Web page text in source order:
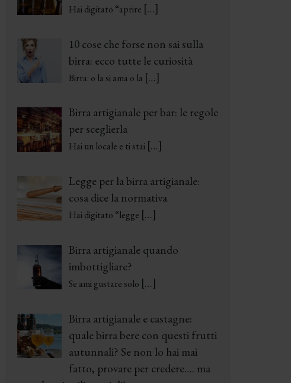
Hai digitato “aprire […]
10 cose che forse non sai sulla
birra: ecco tutte le curiosità
Birra: o la si ama o la […]
Birra artigianale per bar: le regole
per sceglierla
Hai un locale e ti stai […]
Legge per la birra artigianale:
cosa dice la normativa
Hai digitato “legge […]
Birra artigianale quando
imbottigliare?
Se ami gustare solo […]
Birra artigianale e castagne:
quale birra bere con questi frutti
autunnali? Se non lo hai mai
fatto, provare per credere…. ma